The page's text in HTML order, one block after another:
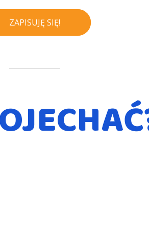
ZAPISUJĘ SIĘ!